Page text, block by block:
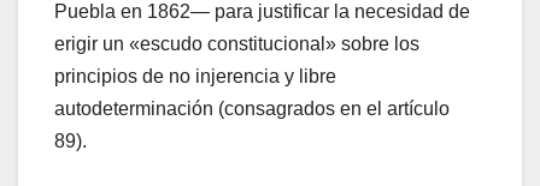
Puebla en 1862— para justificar la necesidad de
erigir un «escudo constitucional» sobre los
principios de no injerencia y libre
autodeterminación (consagrados en el artículo
89).